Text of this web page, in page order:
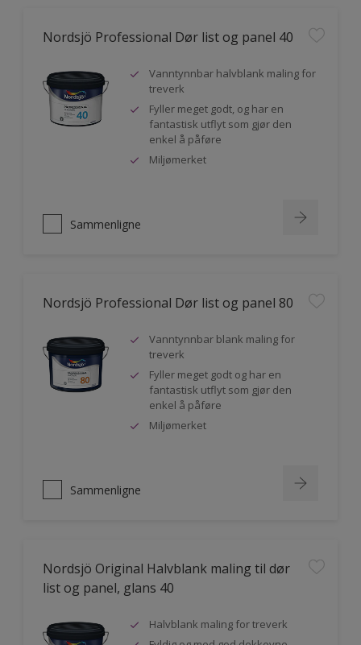
Nordsjö Professional Dør list og panel 40
Vanntynnbar halvblank maling for
treverk
Fyller meget godt, og har en
fantastisk utflyt som gjør den
enkel å påføre
Miljømerket
Sammenligne
Nordsjö Professional Dør list og panel 80
Vanntynnbar blank maling for
treverk
Fyller meget godt og har en
fantastisk utflyt som gjør den
enkel å påføre
Miljømerket
Sammenligne
Nordsjö Original Halvblank maling til dør
list og panel, glans 40
Halvblank maling for treverk